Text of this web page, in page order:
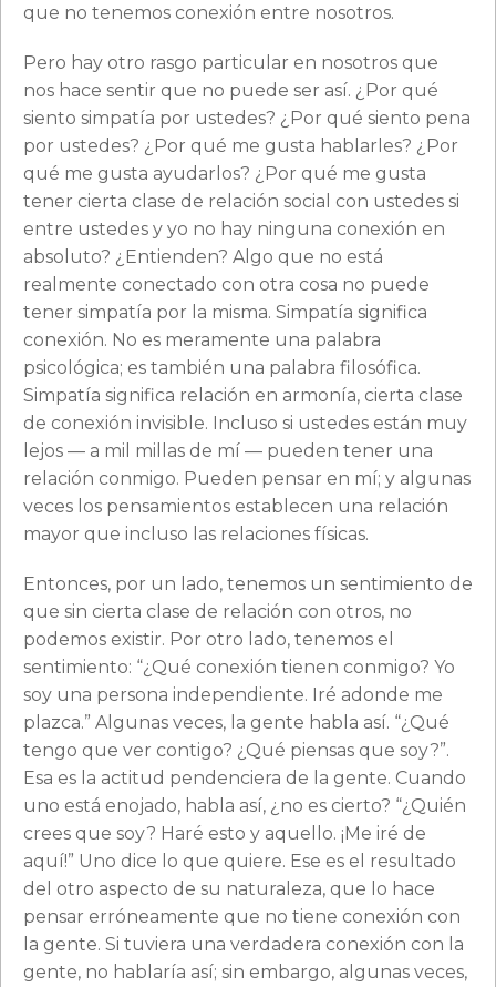
que no tenemos conexión entre nosotros.
Pero hay otro rasgo particular en nosotros que
nos hace sentir que no puede ser así. ¿Por qué
siento simpatía por ustedes? ¿Por qué siento pena
por ustedes? ¿Por qué me gusta hablarles? ¿Por
qué me gusta ayudarlos? ¿Por qué me gusta
tener cierta clase de relación social con ustedes si
entre ustedes y yo no hay ninguna conexión en
absoluto? ¿Entienden? Algo que no está
realmente conectado con otra cosa no puede
tener simpatía por la misma. Simpatía significa
conexión. No es meramente una palabra
psicológica; es también una palabra filosófica.
Simpatía significa relación en armonía, cierta clase
de conexión invisible. Incluso si ustedes están muy
lejos — a mil millas de mí — pueden tener una
relación conmigo. Pueden pensar en mí; y algunas
veces los pensamientos establecen una relación
mayor que incluso las relaciones físicas.
Entonces, por un lado, tenemos un sentimiento de
que sin cierta clase de relación con otros, no
podemos existir. Por otro lado, tenemos el
sentimiento: “¿Qué conexión tienen conmigo? Yo
soy una persona independiente. Iré adonde me
plazca.” Algunas veces, la gente habla así. “¿Qué
tengo que ver contigo? ¿Qué piensas que soy?”.
Esa es la actitud pendenciera de la gente. Cuando
uno está enojado, habla así, ¿no es cierto? “¿Quién
crees que soy? Haré esto y aquello. ¡Me iré de
aquí!” Uno dice lo que quiere. Ese es el resultado
del otro aspecto de su naturaleza, que lo hace
pensar erróneamente que no tiene conexión con
la gente. Si tuviera una verdadera conexión con la
gente, no hablaría así; sin embargo, algunas veces,